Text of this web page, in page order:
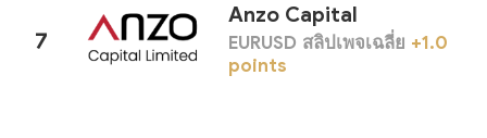
7
Anzo Capital
EURUSD สลิปเพจเฉลี่ย +1.0
points